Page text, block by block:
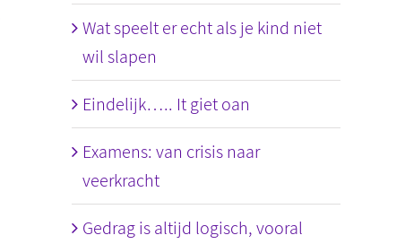
Wat speelt er echt als je kind niet
wil slapen
Eindelijk….. It giet oan
Examens: van crisis naar
veerkracht
Gedrag is altijd logisch, vooral